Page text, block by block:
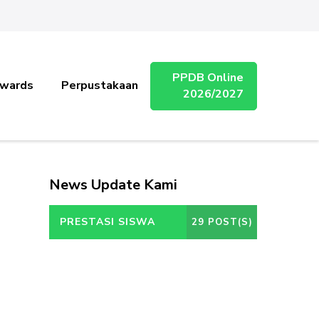
Perpustakaan
PPDB Online
2026/2027
News Update Kami
PRESTASI SISWA 29 POST(S)